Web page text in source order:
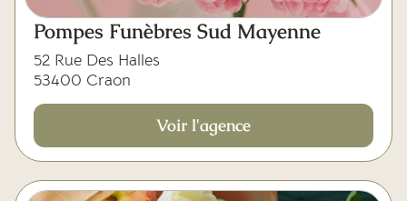
Pompes Funèbres Sud Mayenne
52 Rue Des Halles
53400 Craon
Voir l'agence